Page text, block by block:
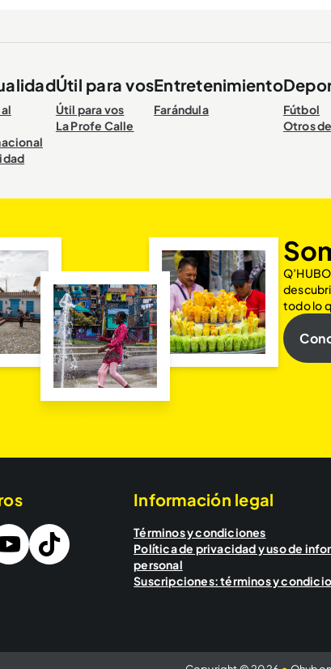
Útil para vos
Útil para vos
La Profe Calle
Entretenimiento
Farándula
Fútbol
Otros
todo lo
Información legal
Términos y condiciones
Política de privacidad y uso de
personal
Suscripciones: términos y